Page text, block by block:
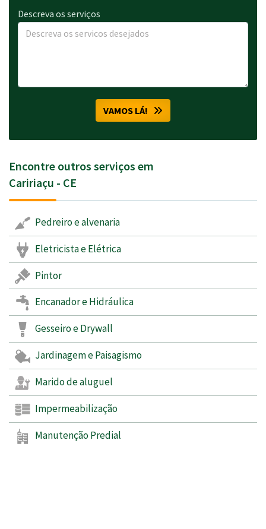
Descreva os serviços
VAMOS LÁ!
Encontre outros serviços em
Caririaçu - CE
Pedreiro e alvenaria
Eletricista e Elétrica
Pintor
Encanador e Hidráulica
Gesseiro e Drywall
Jardinagem e Paisagismo
Marido de aluguel
Impermeabilização
Manutenção Predial